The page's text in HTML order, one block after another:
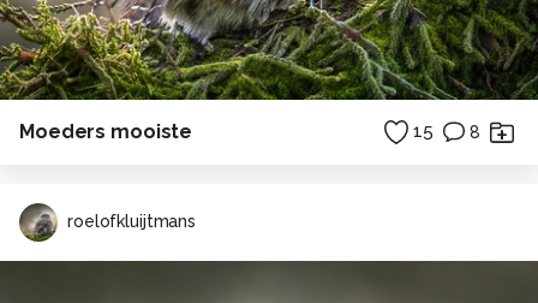
Moeders mooiste 15 8
roelofkluijtmans